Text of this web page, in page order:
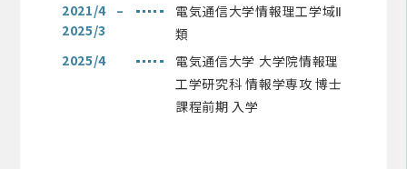
2021/4 –
2025/3
電気通信大学情報理工学域Ⅱ
類
2025/4
電気通信大学 大学院情報理
工学研究科 情報学専攻 博士
課程前期 入学